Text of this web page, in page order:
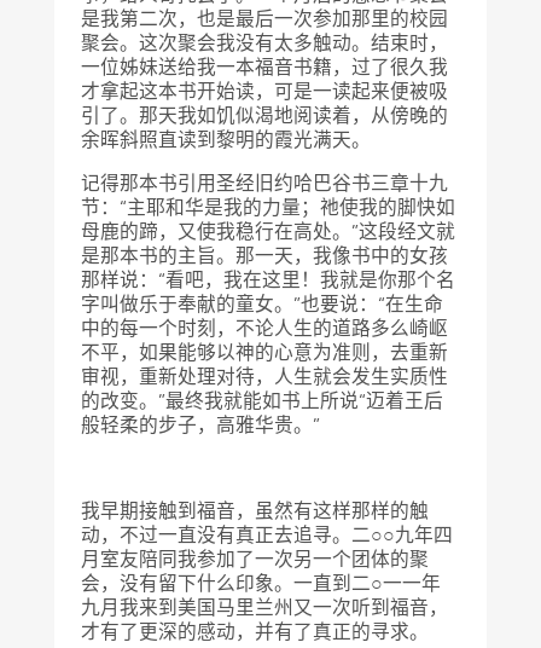
是我第二次，也是最后一次参加那里的校园
聚会。这次聚会我没有太多触动。结束时，
一位姊妹送给我一本福音书籍，过了很久我
才拿起这本书开始读，可是一读起来便被吸
引了。那天我如饥似渴地阅读着，从傍晚的
余晖斜照直读到黎明的霞光满天。
记得那本书引用圣经旧约哈巴谷书三章十九
节：“主耶和华是我的力量；祂使我的脚快如
母鹿的蹄，又使我稳行在高处。”这段经文就
是那本书的主旨。那一天，我像书中的女孩
那样说：“看吧，我在这里！我就是你那个名
字叫做乐于奉献的童女。”也要说：“在生命
中的每一个时刻，不论人生的道路多么崎岖
不平，如果能够以神的心意为准则，去重新
审视，重新处理对待，人生就会发生实质性
的改变。”最终我就能如书上所说“迈着王后
般轻柔的步子，高雅华贵。”
我早期接触到福音，虽然有这样那样的触
动，不过一直没有真正去追寻。二○○九年四
月室友陪同我参加了一次另一个团体的聚
会，没有留下什么印象。一直到二○一一年
九月我来到美国马里兰州又一次听到福音，
才有了更深的感动，并有了真正的寻求。